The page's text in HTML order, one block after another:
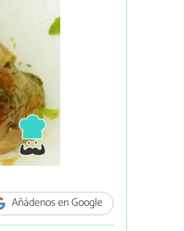
Añádenos en Google